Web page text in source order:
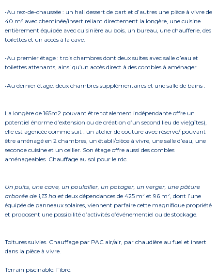
•Au rez-de-chaussée : un hall dessert de part et d’autres une pièce à vivre de
40 m² avec cheminée/insert reliant directement la longère, une cuisine
entièrement équipée avec cuisinière au bois, un bureau, une chaufferie, des
toilettes et un accès à la cave.
•Au premier étage : trois chambres dont deux suites avec salle d’eau et
toilettes attenants, ainsi qu’un accès direct à des combles à aménager.
•Au dernier étage: deux chambres supplémentaires et une salle de bains .
La longère de 165m2 pouvant être totalement indépendante offre un
potentiel énorme d’extension ou de création d’un second lieu de vie(gîtes),
elle est agencée comme suit : un atelier de couture avec réserve/ pouvant
être aménagé en 2 chambres, un établi/pièce à vivre, une salle d’eau, une
seconde cuisine et un cellier. Son étage offre aussi des combles
aménageables. Chauffage au sol pour le rdc.
Un puits, une cave, un poulailler, un potager, un verger, une pâture
arborée de 1,13 ha et deux dépendances de 425 m² et 96 m², dont l’une
équipée de panneaux solaires, viennent parfaire cette magnifique propriété
et proposent une possibilité d’activités d’événementiel ou de stockage.
Toitures suivies. Chauffage par PAC air/air, par chaudière au fuel et insert
dans la pièce à vivre.
Terrain piscinable. Fibre.